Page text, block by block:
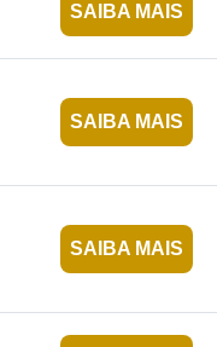
SAIBA MAIS
SAIBA MAIS
SAIBA MAIS